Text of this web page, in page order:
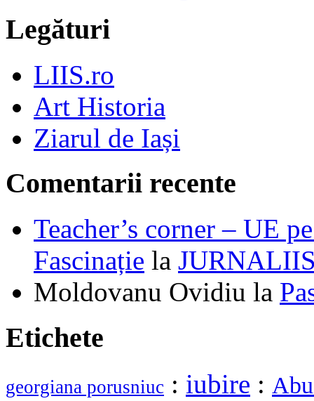
Legături
LIIS.ro
Art Historia
Ziarul de Iași
Comentarii recente
Teacher’s corner – UE
Fascinație la
Moldovanu Ovidiu la
Etichete
georgiana porusniuc : iubire :